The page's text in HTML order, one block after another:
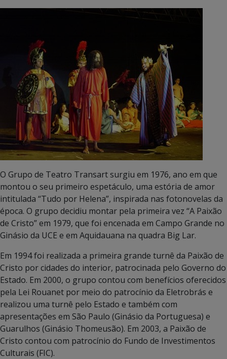
O Grupo de Teatro Transart surgiu em 1976, ano em que
montou o seu primeiro espetáculo, uma estória de amor
intitulada “Tudo por Helena”, inspirada nas fotonovelas da
época. O grupo decidiu montar pela primeira vez “A Paixão
de Cristo” em 1979, que foi encenada em Campo Grande no
Ginásio da UCE e em Aquidauana na quadra Big Lar.
Em 1994 foi realizada a primeira grande turnê da Paixão de
Cristo por cidades do interior, patrocinada pelo Governo do
Estado. Em 2000, o grupo contou com benefícios oferecidos
pela Lei Rouanet por meio do patrocínio da Eletrobrás e
realizou uma turnê pelo Estado e também com
apresentações em São Paulo (Ginásio da Portuguesa) e
Guarulhos (Ginásio Thomeusão). Em 2003, a Paixão de
Cristo contou com patrocínio do Fundo de Investimentos
Culturais (FIC).